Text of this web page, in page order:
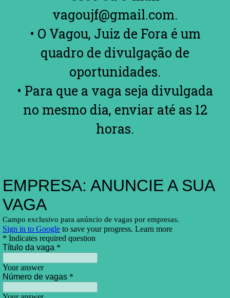
vagoujf@gmail.com.
• O Vagou, Juiz de Fora é um
quadro de divulgação de
oportunidades.
• Para que a vaga seja divulgada
no mesmo dia, enviar até as 12
horas.